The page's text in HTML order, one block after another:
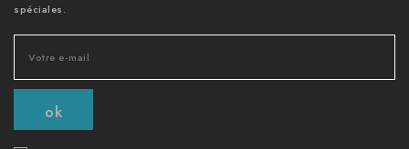
spéciales.